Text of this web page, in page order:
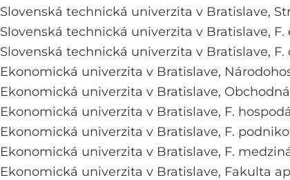
Slovenská technická univerzita v Bratislave,
Slovenská technická univerzita v Bratislave,
Slovenská technická univerzita v Bratislave,
Ekonomická univerzita v Bratislave,
Ekonomická univerzita v Bratislave,
Ekonomická univerzita v Bratislave, F.
Ekonomická univerzita v Bratislave, F.
Ekonomická univerzita v Bratislave, F.
Ekonomická univerzita v Bratislave, Fakulta